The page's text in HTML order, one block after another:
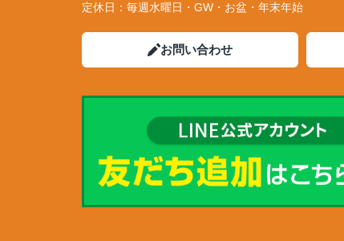
定休日： 毎週水曜日・GW・お盆・年末年始
お問い合わせ